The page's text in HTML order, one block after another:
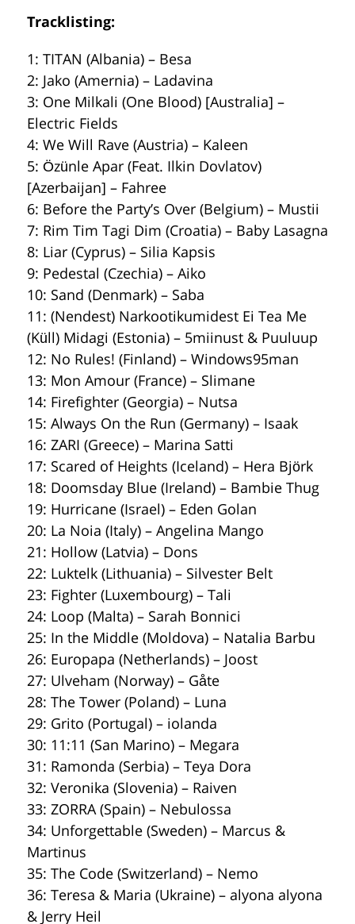
Tracklisting:
1: TITAN (Albania) – Besa
2: Jako (Amernia) – Ladavina
3: One Milkali (One Blood) [Australia] –
Electric Fields
4: We Will Rave (Austria) – Kaleen
5: Özünle Apar (Feat. Ilkin Dovlatov)
[Azerbaijan] – Fahree
6: Before the Party’s Over (Belgium) – Mustii
7: Rim Tim Tagi Dim (Croatia) – Baby Lasagna
8: Liar (Cyprus) – Silia Kapsis
9: Pedestal (Czechia) – Aiko
10: Sand (Denmark) – Saba
11: (Nendest) Narkootikumidest Ei Tea Me
(Küll) Midagi (Estonia) – 5miinust & Puuluup
12: No Rules! (Finland) – Windows95man
13: Mon Amour (France) – Slimane
14: Firefighter (Georgia) – Nutsa
15: Always On the Run (Germany) – Isaak
16: ZARI (Greece) – Marina Satti
17: Scared of Heights (Iceland) – Hera Björk
18: Doomsday Blue (Ireland) – Bambie Thug
19: Hurricane (Israel) – Eden Golan
20: La Noia (Italy) – Angelina Mango
21: Hollow (Latvia) – Dons
22: Luktelk (Lithuania) – Silvester Belt
23: Fighter (Luxembourg) – Tali
24: Loop (Malta) – Sarah Bonnici
25: In the Middle (Moldova) – Natalia Barbu
26: Europapa (Netherlands) – Joost
27: Ulveham (Norway) – Gåte
28: The Tower (Poland) – Luna
29: Grito (Portugal) – iolanda
30: 11:11 (San Marino) – Megara
31: Ramonda (Serbia) – Teya Dora
32: Veronika (Slovenia) – Raiven
33: ZORRA (Spain) – Nebulossa
34: Unforgettable (Sweden) – Marcus &
Martinus
35: The Code (Switzerland) – Nemo
36: Teresa & Maria (Ukraine) – alyona alyona
& Jerry Heil